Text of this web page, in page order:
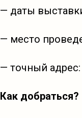
— даты
— место
— точный адрес:
Как добраться?